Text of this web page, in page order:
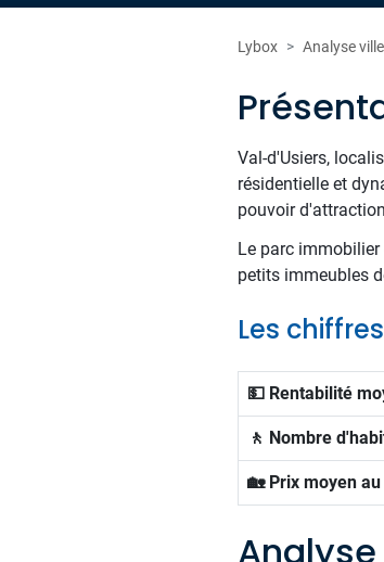
Lybox Analyse
Val-d'Usiers,
résidentielle et
pouvoir
Le parc
petits immeubles
Les
💵 Rentabilité
🚶 Nombre
🏡 Prix moyen au